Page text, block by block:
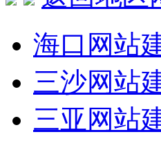
海口网站
三沙网站
三亚网站